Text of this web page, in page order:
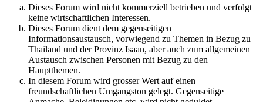
Dieses Forum wird nicht kommerziell betrieben und verfolgt
keine wirtschaftlichen Interessen.
Dieses Forum dient dem gegenseitigen
Informationsaustausch, vorwiegend zu Themen in Bezug zu
Thailand und der Provinz Isaan, aber auch zum allgemeinen
Austausch zwischen Personen mit Bezug zu den
Hauptthemen.
In diesem Forum wird grosser Wert auf einen
freundschaftlichen Umgangston gelegt. Gegenseitige